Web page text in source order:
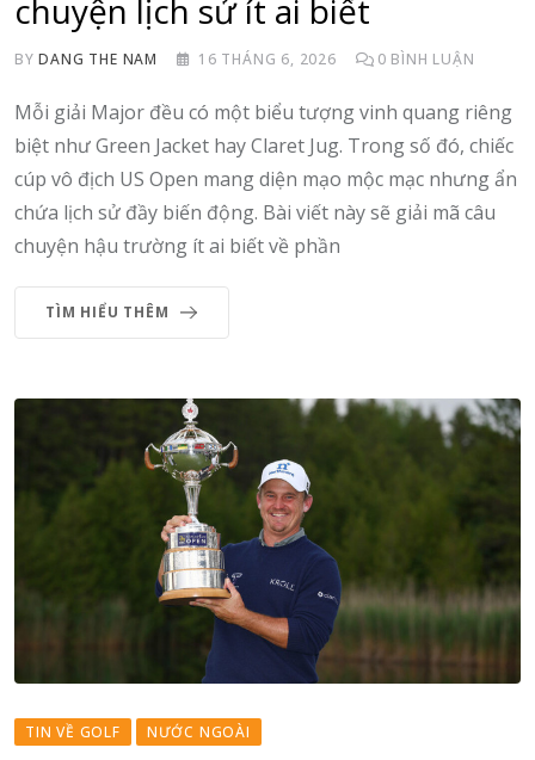
chuyện lịch sử ít ai biết
BYDANG THE NAM 16 THÁNG 6, 2026 0 BÌNH LUẬN
Mỗi giải Major đều có một biểu tượng vinh quang riêng
biệt như Green Jacket hay Claret Jug. Trong số đó, chiếc
cúp vô địch US Open mang diện mạo mộc mạc nhưng ẩn
chứa lịch sử đầy biến động. Bài viết này sẽ giải mã câu
chuyện hậu trường ít ai biết về phần
TÌM HIỂU THÊM
TIN VỀ GOLF NƯỚC NGOÀI